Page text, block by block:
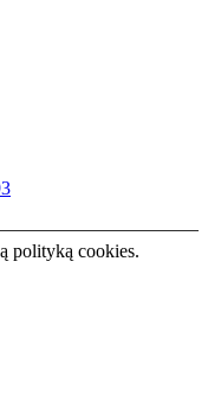
polityką cookies.